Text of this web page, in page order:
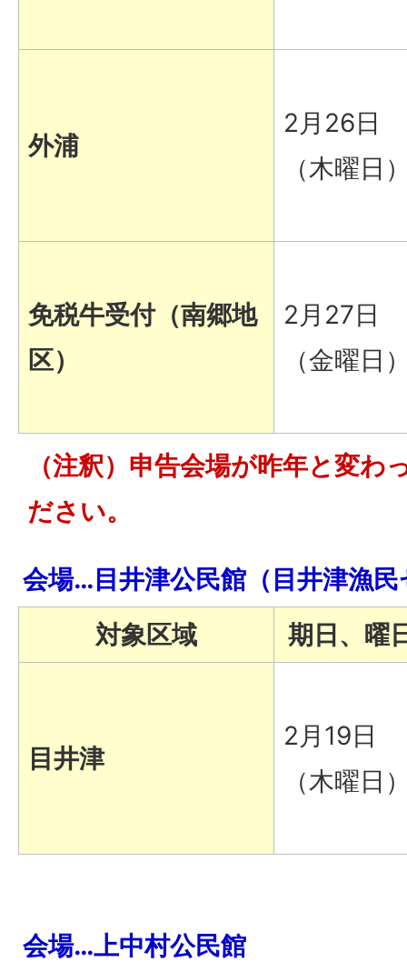
外浦
2月26日
（木曜日
免税牛受付（南郷地
区）
2月27日
（金曜日
（注釈）申告会場が昨年と変わ
ださい。
会場…目井津公民館（目井津漁
対象区域
期日、曜
目井津
2月19日
（木曜日
会場…上中村公民館